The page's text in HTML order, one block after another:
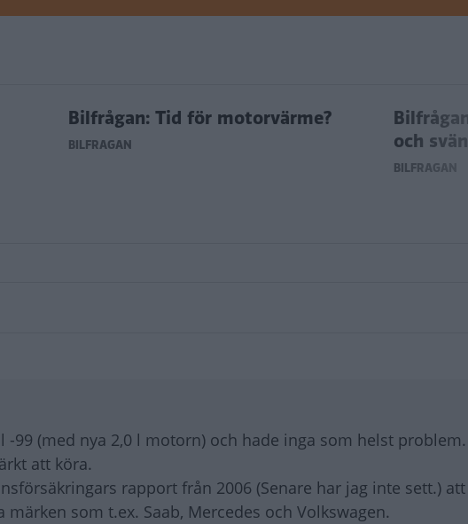
Bilfrågan: Tid för motorvärme?
BILFRÅGAN
och
BILFRÅGAN
-99 (med nya 2,0 l motorn) och hade inga som helst
att köra.
rapport från 2006 (Senare har jag inte sett.)
som t.ex. Saab, Mercedes och Volkswagen.